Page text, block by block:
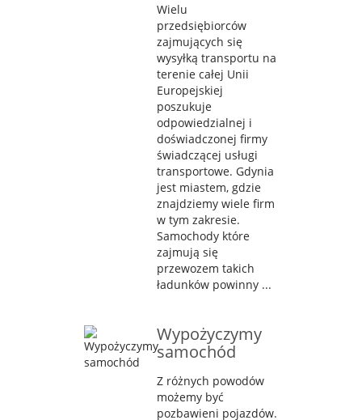
Wielu
przedsiębiorców
zajmujących się
wysyłką transportu na
terenie całej Unii
Europejskiej
poszukuje
odpowiedzialnej i
doświadczonej firmy
świadczącej usługi
transportowe. Gdynia
jest miastem, gdzie
znajdziemy wiele firm
w tym zakresie.
Samochody które
zajmują się
przewozem takich
ładunków powinny ...
Wypożyczymy
samochód
Z różnych powodów
możemy być
pozbawieni pojazdów.